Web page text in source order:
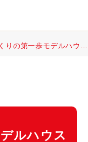
第一歩モデルハウス見学会｜ネイエ
ルハウス